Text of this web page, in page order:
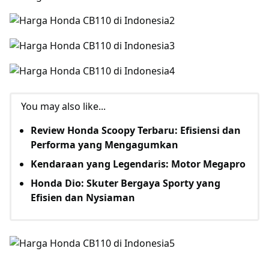
You may also like...
Review Honda Scoopy Terbaru: Efisiensi dan
Performa yang Mengagumkan
Kendaraan yang Legendaris: Motor Megapro
Honda Dio: Skuter Bergaya Sporty yang
Efisien dan Nysiaman